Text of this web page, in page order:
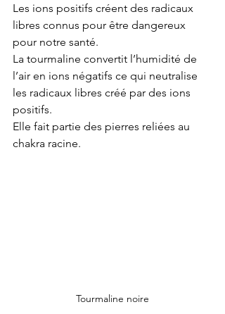
Les ions positifs créent des radicaux
libres connus pour être dangereux
pour notre santé.
La tourmaline convertit l’humidité de
l’air en ions négatifs ce qui neutralise
les radicaux libres créé par des ions
positifs.
Elle fait partie des pierres reliées au
chakra racine.
Tourmaline noire